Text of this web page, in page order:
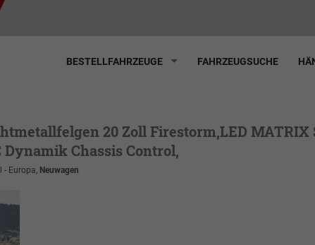
BESTELLFAHRZEUGE FAHRZEUGSUCHE
20 Zoll Firestorm,LED
Chassis Control,
- Europa, Neuwagen